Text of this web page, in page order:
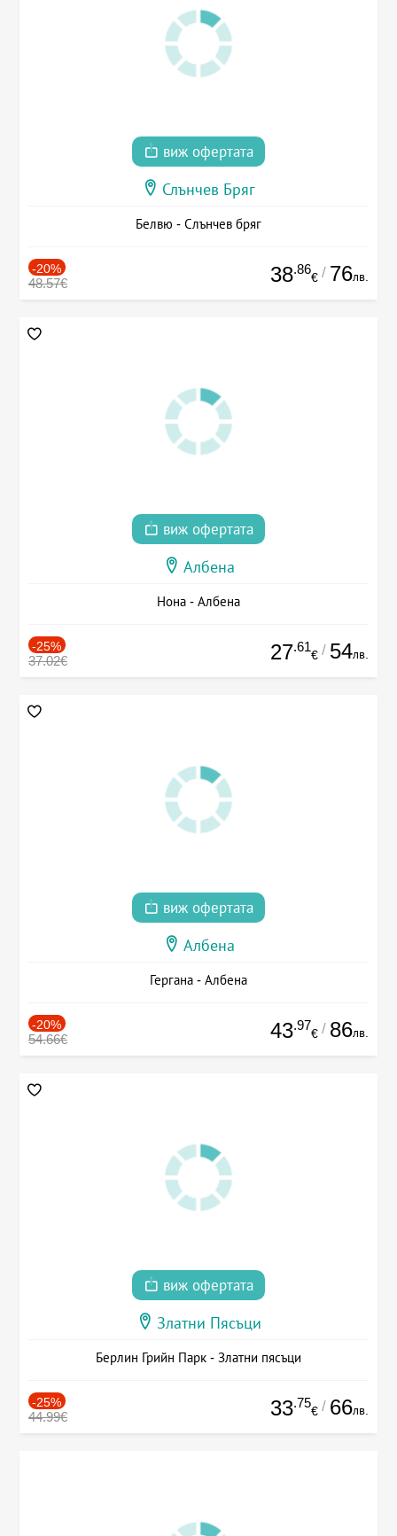
виж офертата
Слънчев Бряг
Белвю - Слънчев бряг
-20%
48.57€ 38.86
€ / 76лв.
виж офертата
Албена
Нона - Албена
-25%
37.02€ 27.61
€ / 54лв.
виж офертата
Албена
Гергана - Албена
-20%
54.66€ 43.97
€ / 86лв.
виж офертата
Златни Пясъци
Берлин Грийн Парк - Златни пясъци
-25%
44.99€ 33.75
€ / 66лв.